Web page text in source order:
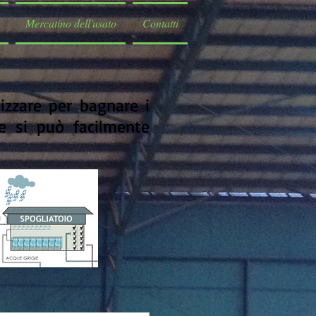
Mercatino dell'usato Contatti
per bagnare i
si può facilmente
Clicca qui per avere le
prime informazioni.